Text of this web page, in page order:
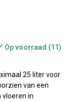
Op voorraad (11)
25 liter voor
van een
vloeren in